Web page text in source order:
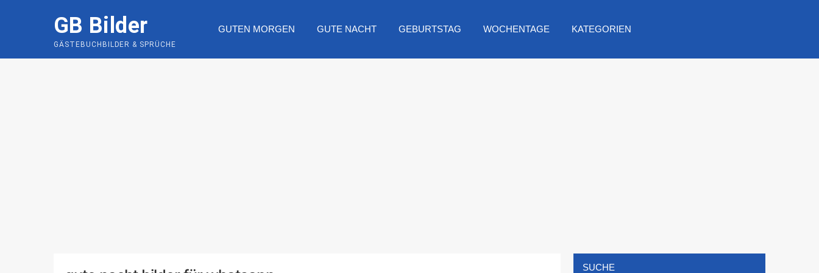
GB Bilder
GÄSTEBUCHBILDER & SPRÜCHE
GUTEN MORGEN GUTE NACHT GEBURTSTAG WOCHENTAGE KATEGORIEN
SUCHE